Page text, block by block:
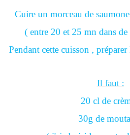
Cuire un morceau de
( entre 20 et 25 mn dans de
Pendant cette cuisson ,
Il faut :
20 cl de
30g de